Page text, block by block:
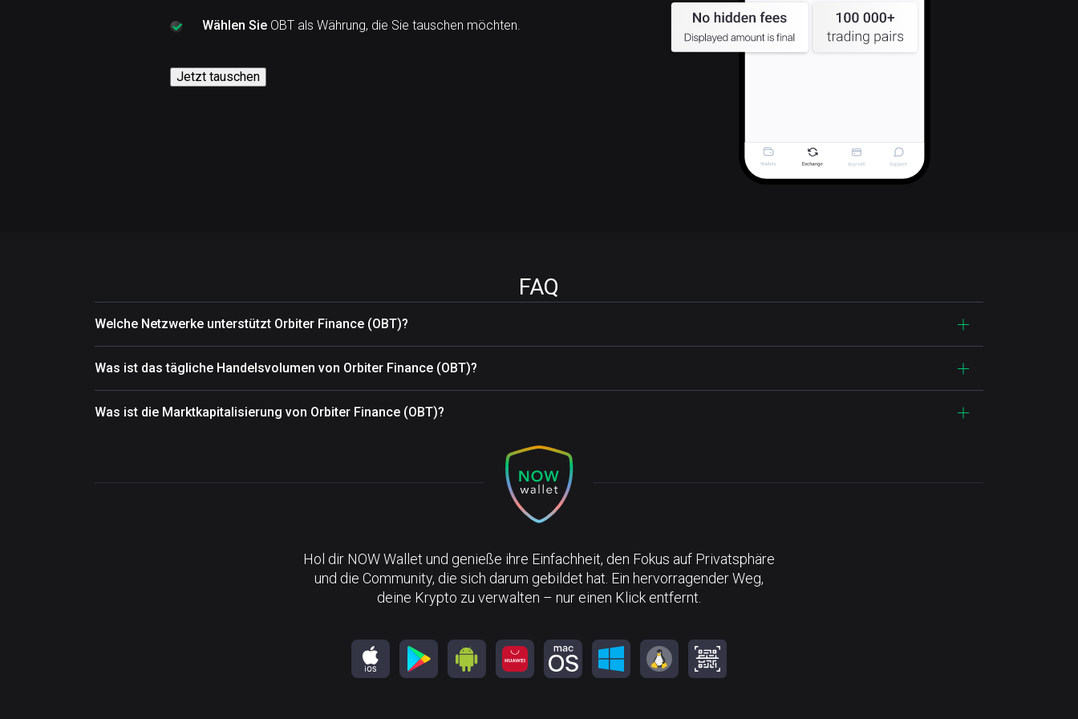
Wählen Sie OBT als Währung, die Sie tauschen möchten.
Jetzt tauschen
FAQ
Welche Netzwerke unterstützt Orbiter Finance (OBT)?
Was ist das tägliche Handelsvolumen von Orbiter Finance (OBT)?
Was ist die Marktkapitalisierung von Orbiter Finance (OBT)?
Hol dir NOW Wallet und genieße ihre Einfachheit, den Fokus auf Privatsphäre
und die Community, die sich darum gebildet hat. Ein hervorragender Weg,
deine Krypto zu verwalten – nur einen Klick entfernt.